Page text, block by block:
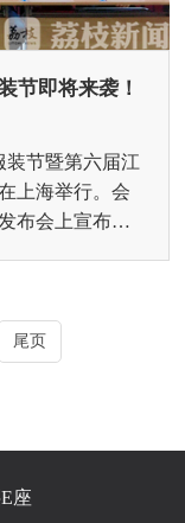
节即将来袭！
装节暨第六届江
上海举行。会
布会上宣布，
尾页
座